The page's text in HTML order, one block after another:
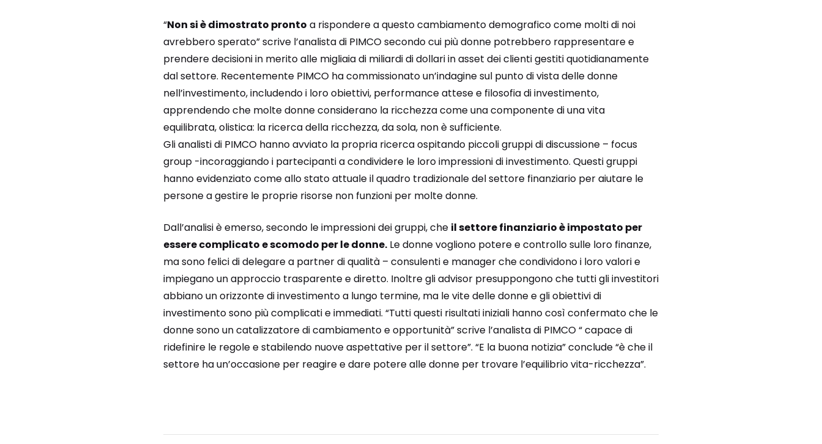
“Non si è dimostrato pronto a rispondere a questo cambiamento demografico come molti di noi
avrebbero sperato” scrive l’analista di PIMCO secondo cui più donne potrebbero rappresentare e
prendere decisioni in merito alle migliaia di miliardi di dollari in asset dei clienti gestiti quotidianamente
dal settore. Recentemente PIMCO ha commissionato un’indagine sul punto di vista delle donne
nell’investimento, includendo i loro obiettivi, performance attese e filosofia di investimento,
apprendendo che molte donne considerano la ricchezza come una componente di una vita
equilibrata, olistica: la ricerca della ricchezza, da sola, non è sufficiente.
Gli analisti di PIMCO hanno avviato la propria ricerca ospitando piccoli gruppi di discussione – focus
group -incoraggiando i partecipanti a condividere le loro impressioni di investimento. Questi gruppi
hanno evidenziato come allo stato attuale il quadro tradizionale del settore finanziario per aiutare le
persone a gestire le proprie risorse non funzioni per molte donne.
Dall’analisi è emerso, secondo le impressioni dei gruppi, che il settore finanziario è impostato per
essere complicato e scomodo per le donne.Le donne vogliono potere e controllo sulle loro finanze,
ma sono felici di delegare a partner di qualità – consulenti e manager che condividono i loro valori e
impiegano un approccio trasparente e diretto. Inoltre gli advisor presuppongono che tutti gli investitori
abbiano un orizzonte di investimento a lungo termine, ma le vite delle donne e gli obiettivi di
investimento sono più complicati e immediati. “Tutti questi risultati iniziali hanno così confermato che le
donne sono un catalizzatore di cambiamento e opportunità” scrive l’analista di PIMCO “ capace di
ridefinire le regole e stabilendo nuove aspettative per il settore”. “E la buona notizia” conclude “è che il
settore ha un’occasione per reagire e dare potere alle donne per trovare l’equilibrio vita-ricchezza”.